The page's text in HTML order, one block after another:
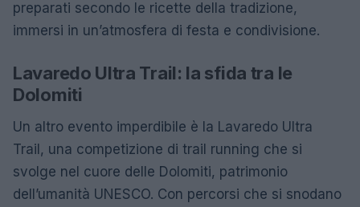
preparati secondo le ricette della tradizione,
immersi in un’atmosfera di festa e condivisione.
Lavaredo Ultra Trail: la sfida tra le
Dolomiti
Un altro evento imperdibile è la Lavaredo Ultra
Trail, una competizione di trail running che si
svolge nel cuore delle Dolomiti, patrimonio
dell’umanità UNESCO. Con percorsi che si snodano